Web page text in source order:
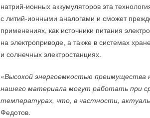
натрий-ионных аккумуляторов эта
с литий-ионными аналогами и сможет
применениях, как источники питания
на электроприводе, а также в системах
и солнечных электростанциях.
«Высокой энергоемкостью преимущества
нашего материала могут работать при
температурах, что, в частности,
Федотов.
На первом этаже будут находиться кафе,
и сервисные помещения. Офисы и
занимать верхние этажи для обеспечения
будут обращены к общественной площади, а
выходить окнами на сад.